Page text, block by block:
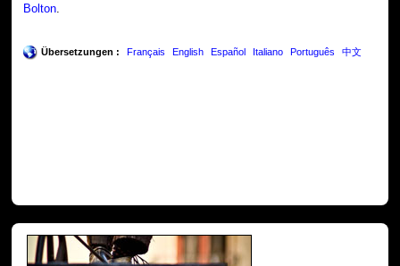
Bolton.
Übersetzungen : Français English Español Italiano Português 中文